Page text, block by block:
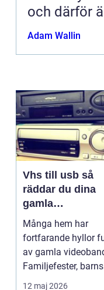
och därför
Adam Wallin
Vhs till usb så
räddar du dina
gamla
videominnen
Många hem har
fortfarande hyllor
av gamla
Familjefester, barns
första steg, resor o...
12 maj 2026